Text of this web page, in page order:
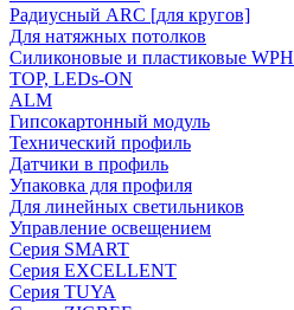
Радиусный ARC [для кругов]
Для натяжных потолков
Силиконовые и пластиковые WPH
TOP, LEDs-ON
ALM
Гипсокартонный модуль
Технический профиль
Датчики в профиль
Упаковка для профиля
Для линейных светильников
Управление освещением
Серия SMART
Серия EXCELLENT
Серия TUYA